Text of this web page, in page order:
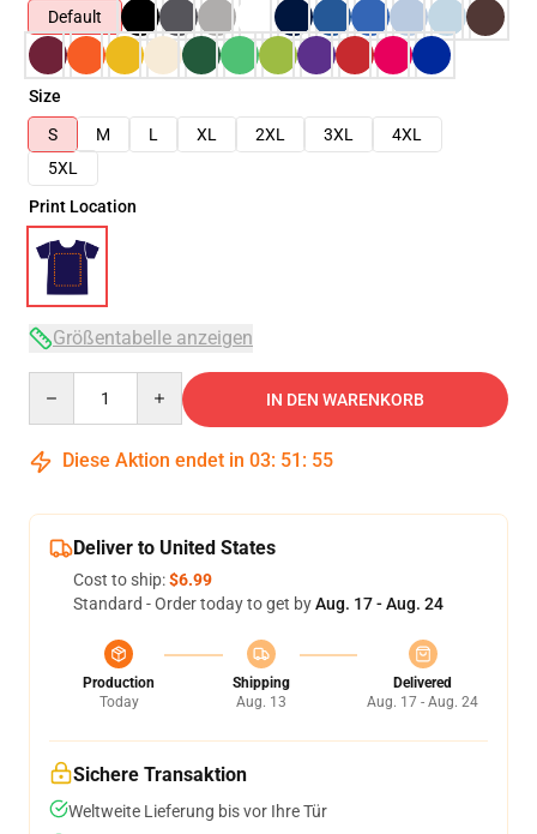
Default
Size
S
M L XL 2XL 3XL
4XL
5XL
Print Location
Größentabelle anzeigen
IN DEN WARENKORB
Diese Aktion endet in 03: 51 : 54
Deliver to United States
Cost to ship:$6.99
Standard - Order today to get byAug. 17 - Aug. 24
Production
Today
Shipping
Aug. 13
Delivered
Aug. 17 - Aug. 24
Sichere Transaktion
Weltweite Lieferung bis vor Ihre Tür